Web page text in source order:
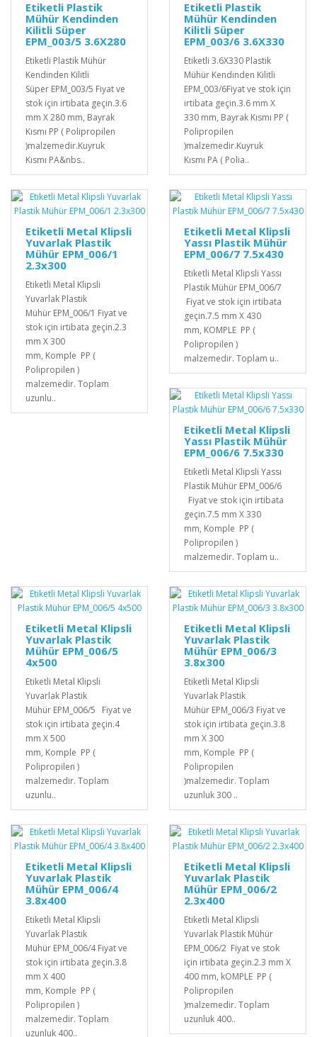
Etiketli Plastik
Mühür Kendinden
Kilitli Süper
EPM_003/5 3.6X280
Etiketli Plastik Mühür
Kendinden Kilitli
Süper EPM_003/5 Fiyat ve
stok için irtibata geçin.3.6
mm X 280 mm, Bayrak
Kısmı PP ( Polipropilen
)malzemedir.Kuyruk
Kısmı PA&nbs..
Etiketli Plastik
Mühür Kendinden
Kilitli Süper
EPM_003/6 3.6X330
Etiketli 3.6X330 Plastik
Mühür Kendinden Kilitli
EPM_003/6Fiyat ve stok için
irtibata geçin.3.6 mm X
330 mm, Bayrak Kısmı PP (
Polipropilen
)malzemedir.Kuyruk
Kısmı PA ( Polia..
Etiketli Metal Klipsli
Yuvarlak Plastik
Mühür EPM_006/1
2.3x300
Etiketli Metal Klipsli
Yuvarlak Plastik
Mühür EPM_006/1 Fiyat ve
stok için irtibata geçin.2.3
mm X 300
mm, Komple PP (
Polipropilen )
malzemedir. Toplam
uzunlu..
Etiketli Metal Klipsli
Yassı Plastik Mühür
EPM_006/7 7.5x430
Etiketli Metal Klipsli Yassı
Plastik Mühür EPM_006/7
Fiyat ve stok için irtibata
geçin.7.5 mm X 430
mm, KOMPLE PP (
Polipropilen )
malzemedir. Toplam u..
Etiketli Metal Klipsli
Yassı Plastik Mühür
EPM_006/6 7.5x330
Etiketli Metal Klipsli Yassı
Plastik Mühür EPM_006/6
Fiyat ve stok için irtibata
geçin.7.5 mm X 330
mm, Komple PP (
Polipropilen )
malzemedir. Toplam u..
Etiketli Metal Klipsli
Yuvarlak Plastik
Mühür EPM_006/5
4x500
Etiketli Metal Klipsli
Yuvarlak Plastik
Mühür EPM_006/5 Fiyat ve
stok için irtibata geçin.4
mm X 500
mm, Komple PP (
Polipropilen )
malzemedir. Toplam
uzunlu..
Etiketli Metal Klipsli
Yuvarlak Plastik
Mühür EPM_006/3
3.8x300
Etiketli Metal Klipsli
Yuvarlak Plastik
Mühür EPM_006/3 Fiyat ve
stok için irtibata geçin.3.8
mm X 300
mm, Komple PP (
Polipropilen
)malzemedir. Toplam
uzunluk 300 ..
Etiketli Metal Klipsli
Yuvarlak Plastik
Mühür EPM_006/4
3.8x400
Etiketli Metal Klipsli
Yuvarlak Plastik
Mühür EPM_006/4 Fiyat ve
stok için irtibata geçin.3.8
mm X 400
mm, Komple PP (
Polipropilen )
malzemedir. Toplam
uzunluk 400..
Etiketli Metal Klipsli
Yuvarlak Plastik
Mühür EPM_006/2
2.3x400
Etiketli Metal Klipsli
Yuvarlak Plastik Mühür
EPM_006/2 Fiyat ve stok
için irtibata geçin.2.3 mm X
400 mm, kOMPLE PP (
Polipropilen
)malzemedir. Toplam
uzunluk 400..